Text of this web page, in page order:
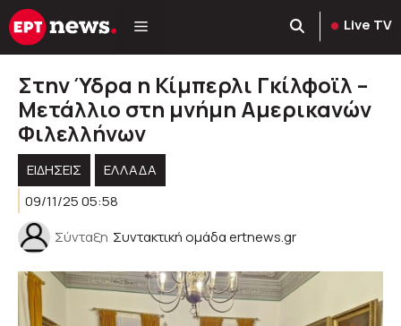
Μετάβαση
σε
Live TV
Στην Ύδρα η Κίμπερλι Γκίλφοϊλ –
Μετάλλιο στη μνήμη Αμερικανών
Φιλελλήνων
ΕΙΔΗΣΕΙΣ
ΕΛΛΑΔΑ
09/11/25 05:58
Σύνταξη Συντακτική ομάδα ertnews.gr